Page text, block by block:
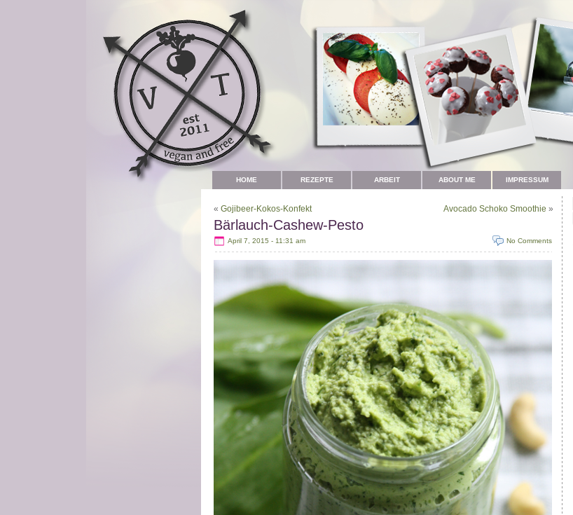
HOME REZEPTE ARBEIT ABOUT ME IMPRESSUM
« Gojibeer-Kokos-Konfekt Avocado Schoko Smoothie »
Bärlauch-Cashew-Pesto
April 7, 2015 - 11:31 am No Comments